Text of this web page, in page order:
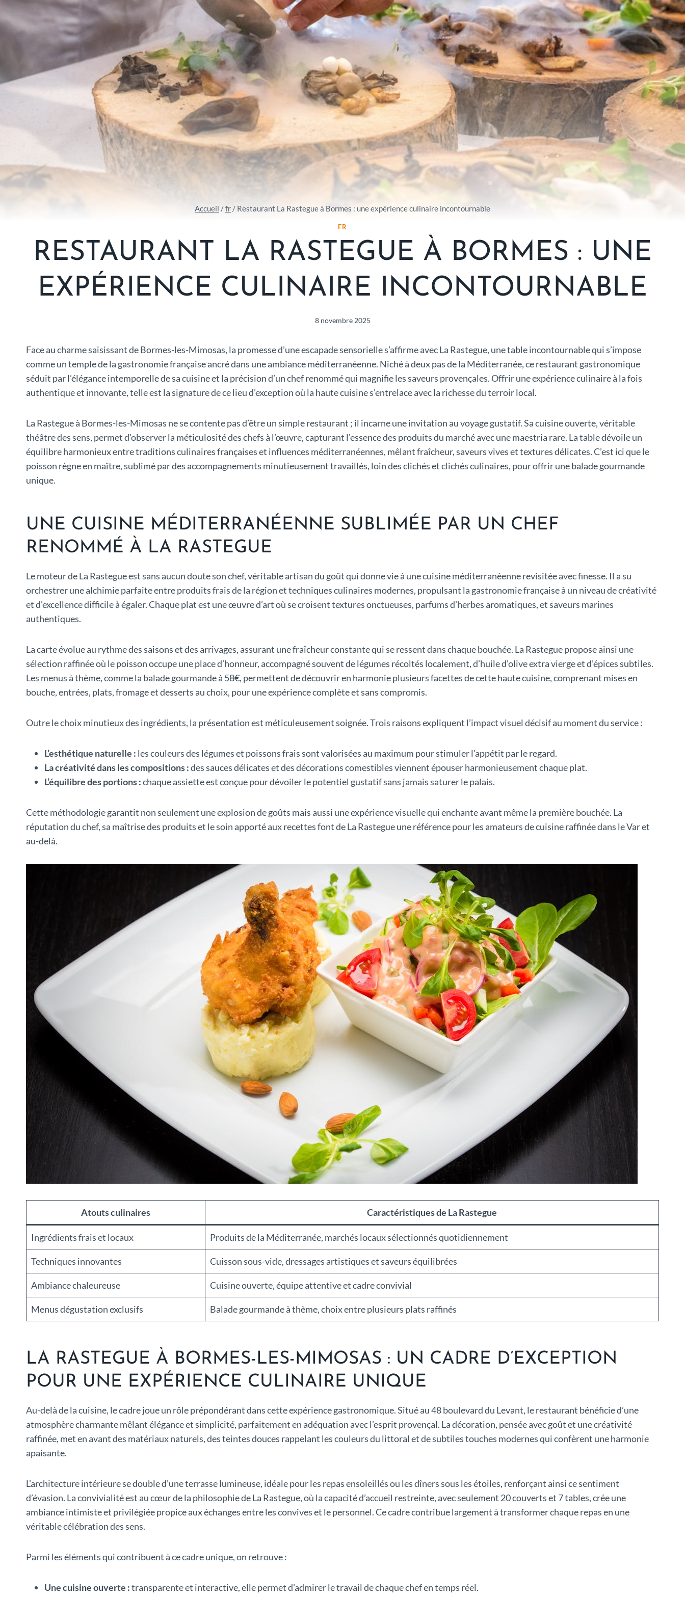
Accueil /fr / Restaurant La Rastegue à Bormes : une expérience culinaire incontournable
FR
RESTAURANT LA RASTEGUE À BORMES : UNE
EXPÉRIENCE CULINAIRE INCONTOURNABLE
8 novembre 2025
Face au charme saisissant de Bormes-les-Mimosas, la promesse d’une escapade sensorielle s’affirme avec La Rastegue, une table incontournable qui s’impose
comme un temple de la gastronomie française ancré dans une ambiance méditerranéenne. Niché à deux pas de la Méditerranée, ce restaurant gastronomique
séduit par l’élégance intemporelle de sa cuisine et la précision d’un chef renommé qui magnifie les saveurs provençales. Offrir une expérience culinaire à la fois
authentique et innovante, telle est la signature de ce lieu d’exception où la haute cuisine s’entrelace avec la richesse du terroir local.
La Rastegue à Bormes-les-Mimosas ne se contente pas d’être un simple restaurant ; il incarne une invitation au voyage gustatif. Sa cuisine ouverte, véritable
théâtre des sens, permet d’observer la méticulosité des chefs à l’œuvre, capturant l’essence des produits du marché avec une maestria rare. La table dévoile un
équilibre harmonieux entre traditions culinaires françaises et influences méditerranéennes, mêlant fraîcheur, saveurs vives et textures délicates. C’est ici que le
poisson règne en maître, sublimé par des accompagnements minutieusement travaillés, loin des clichés et clichés culinaires, pour offrir une balade gourmande
unique.
UNE CUISINE MÉDITERRANÉENNE SUBLIMÉE PAR UN CHEF
RENOMMÉ À LA RASTEGUE
Le moteur de La Rastegue est sans aucun doute son chef, véritable artisan du goût qui donne vie à une cuisine méditerranéenne revisitée avec finesse. Il a su
orchestrer une alchimie parfaite entre produits frais de la région et techniques culinaires modernes, propulsant la gastronomie française à un niveau de créativité
et d’excellence difficile à égaler. Chaque plat est une œuvre d’art où se croisent textures onctueuses, parfums d’herbes aromatiques, et saveurs marines
authentiques.
La carte évolue au rythme des saisons et des arrivages, assurant une fraîcheur constante qui se ressent dans chaque bouchée. La Rastegue propose ainsi une
sélection raffinée où le poisson occupe une place d’honneur, accompagné souvent de légumes récoltés localement, d’huile d’olive extra vierge et d’épices subtiles.
Les menus à thème, comme la balade gourmande à 58€, permettent de découvrir en harmonie plusieurs facettes de cette haute cuisine, comprenant mises en
bouche, entrées, plats, fromage et desserts au choix, pour une expérience complète et sans compromis.
Outre le choix minutieux des ingrédients, la présentation est méticuleusement soignée. Trois raisons expliquent l’impact visuel décisif au moment du service :
L’esthétique naturelle : les couleurs des légumes et poissons frais sont valorisées au maximum pour stimuler l’appétit par le regard.
La créativité dans les compositions :des sauces délicates et des décorations comestibles viennent épouser harmonieusement chaque plat.
L’équilibre des portions :chaque assiette est conçue pour dévoiler le potentiel gustatif sans jamais saturer le palais.
Cette méthodologie garantit non seulement une explosion de goûts mais aussi une expérience visuelle qui enchante avant même la première bouchée. La
réputation du chef, sa maîtrise des produits et le soin apporté aux recettes font de La Rastegue une référence pour les amateurs de cuisine raffinée dans le Var et
au-delà.
Atouts culinaires Caractéristiques de La Rastegue
Ingrédients frais et locaux Produits de la Méditerranée, marchés locaux sélectionnés quotidiennement
Techniques innovantes Cuisson sous-vide, dressages artistiques et saveurs équilibrées
Ambiance chaleureuse Cuisine ouverte, équipe attentive et cadre convivial
Menus dégustation exclusifs Balade gourmande à thème, choix entre plusieurs plats raffinés
LA RASTEGUE À BORMES-LES-MIMOSAS : UN CADRE D’EXCEPTION
POUR UNE EXPÉRIENCE CULINAIRE UNIQUE
Au-delà de la cuisine, le cadre joue un rôle prépondérant dans cette expérience gastronomique. Situé au 48 boulevard du Levant, le restaurant bénéficie d’une
atmosphère charmante mêlant élégance et simplicité, parfaitement en adéquation avec l’esprit provençal. La décoration, pensée avec goût et une créativité
raffinée, met en avant des matériaux naturels, des teintes douces rappelant les couleurs du littoral et de subtiles touches modernes qui confèrent une harmonie
apaisante.
L’architecture intérieure se double d’une terrasse lumineuse, idéale pour les repas ensoleillés ou les dîners sous les étoiles, renforçant ainsi ce sentiment
d’évasion. La convivialité est au cœur de la philosophie de La Rastegue, où la capacité d’accueil restreinte, avec seulement 20 couverts et 7 tables, crée une
ambiance intimiste et privilégiée propice aux échanges entre les convives et le personnel. Ce cadre contribue largement à transformer chaque repas en une
véritable célébration des sens.
Parmi les éléments qui contribuent à ce cadre unique, on retrouve :
Une cuisine ouverte :transparente et interactive, elle permet d’admirer le travail de chaque chef en temps réel.